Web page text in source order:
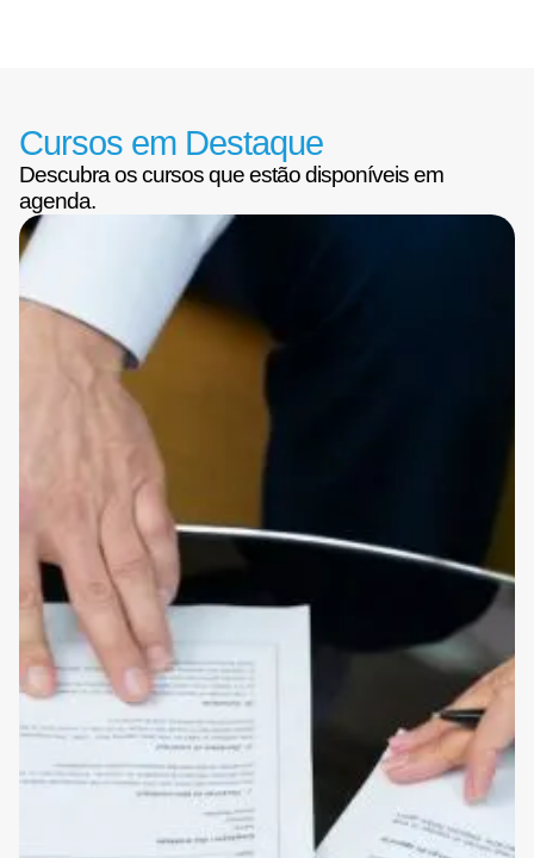
Cursos em Destaque
Descubra os cursos que estão disponíveis em
agenda.